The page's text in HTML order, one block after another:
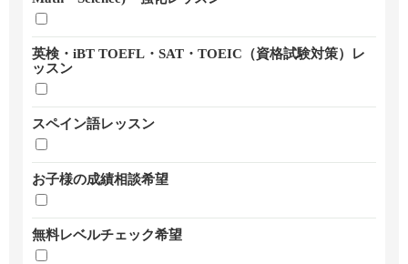
英検・iBT TOEFL・SAT・TOEIC（資格試験対策）レ
ッスン
スペイン語レッスン
お子様の成績相談希望
無料レベルチェック希望